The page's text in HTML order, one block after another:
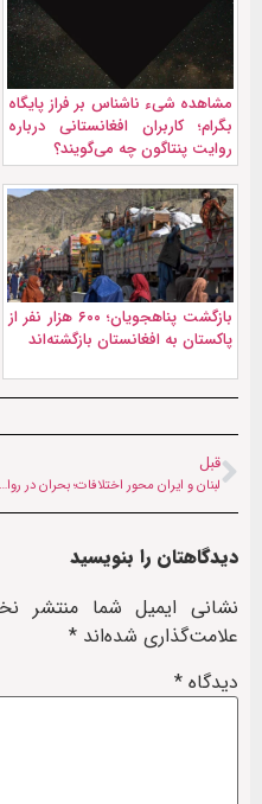
مشاهده شیء ناشناس بر فراز پایگاه
بگرام؛ کاربران افغانستانی درباره
روایت پنتاگون چه می‌گویند؟
بازگشت پناهجویان؛ ۶۰۰ هزار نفر از
پاکستان به افغانستان بازگشته‌اند
قبل
لبنان و ایران محور اختلافات؛ بحران در روابط آمریکا و رژیم صهیونیستی
دیدگاهتان را بنویسید
نشانی ایمیل شما منتشر
علامت‌گذاری شده‌اند *
دیدگاه *